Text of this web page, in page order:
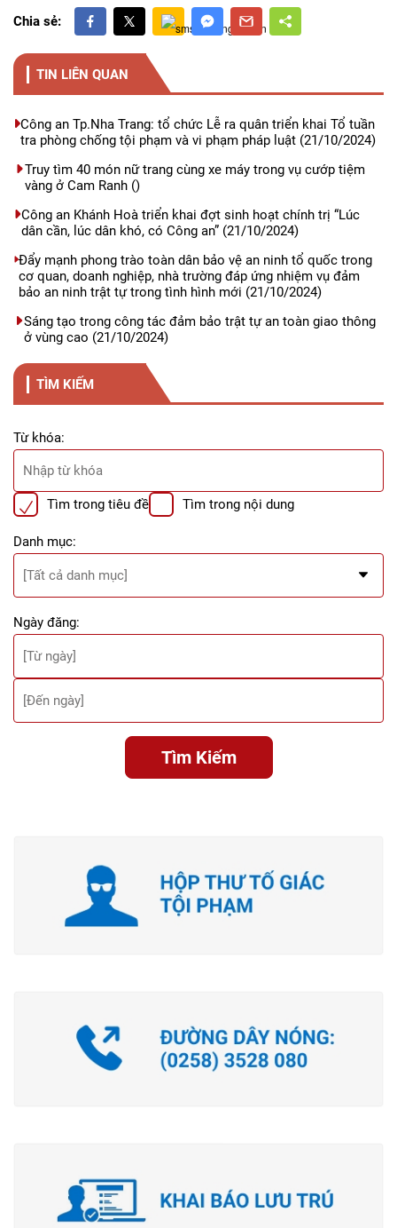
Chia sẻ:
TIN LIÊN QUAN
Công an Tp.Nha Trang: tổ chức Lễ ra quân triển khai Tổ tuần
tra phòng chống tội phạm và vi phạm pháp luật (21/10/2024)
Truy tìm 40 món nữ trang cùng xe máy trong vụ cướp tiệm
vàng ở Cam Ranh()
Công an Khánh Hoà triển khai đợt sinh hoạt chính trị “Lúc
dân cần, lúc dân khó, có Công an” (21/10/2024)
Đẩy mạnh phong trào toàn dân bảo vệ an ninh tổ quốc trong
cơ quan, doanh nghiệp, nhà trường đáp ứng nhiệm vụ đảm
bảo an ninh trật tự trong tình hình mới (21/10/2024)
Sáng tạo trong công tác đảm bảo trật tự an toàn giao thông
ở vùng cao (21/10/2024)
TÌM KIẾM
Từ khóa:
Tìm trong tiêu đề Tìm trong nội dung
Danh mục:
Ngày đăng:
Tìm Kiếm